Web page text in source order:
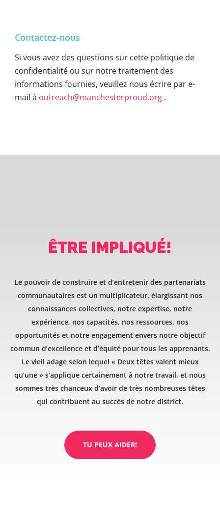
Contactez-nous
Si vous avez des questions sur cette politique de
confidentialité ou sur notre traitement des
informations fournies, veuillez nous écrire par e-
mail à outreach@manchesterproud.org .
ÊTRE IMPLIQUÉ!
Le pouvoir de construire et d’entretenir des partenariats
communautaires est un multiplicateur, élargissant nos
connaissances collectives, notre expertise, notre
expérience, nos capacités, nos ressources, nos
opportunités et notre engagement envers notre objectif
commun d’excellence et d’équité pour tous les apprenants.
Le vieil adage selon lequel « Deux têtes valent mieux
qu’une » s’applique certainement à notre travail, et nous
sommes très chanceux d’avoir de très nombreuses têtes
qui contribuent au succès de notre district.
TU PEUX AIDER!